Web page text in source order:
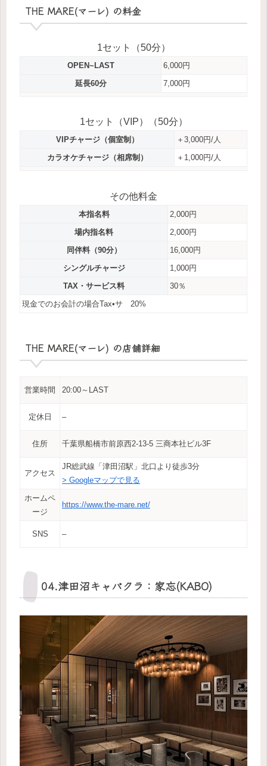
THE MARE(マーレ) の料金
1セット（50分）
OPEN~LAST
6,000円
延長60分
7,000円
1セット（VIP）（50分）
VIPチャージ（個室制）
＋3,000円/人
カラオケチャージ（相席制）
＋1,000円/人
その他料金
本指名料
2,000円
場内指名料
2,000円
同伴料（90分）
16,000円
シングルチャージ
1,000円
TAX・サービス料
30％
現金でのお会計の場合Tax•サ 20%
THE MARE(マーレ) の店舗詳細
営業時間 20:00～LAST
定休日 –
住所 千葉県船橋市前原西2-13-5 三商本社ビル3F
アクセス
JR総武線「津田沼駅」北口より徒歩3分
> Googleマップで見る
ホームペ
ージ
https://www.the-mare.net/
SNS –
04.津田沼キャバクラ：家忘(KABO)